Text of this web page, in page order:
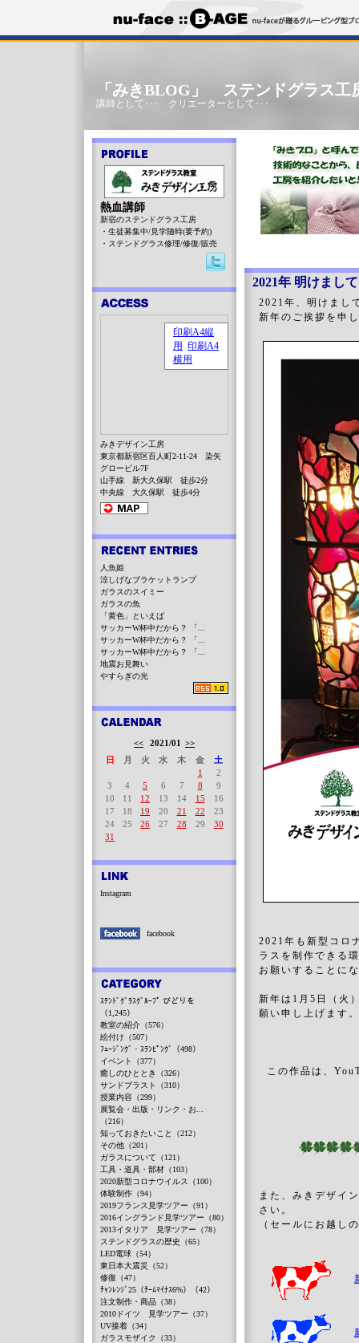
「みきBLOG」 ステンドグラス工
講師として･･･ クリエーターとして･･･
2021年 明けまし
2021年、明けまし
新年のご挨拶を申
2021年も新型コロ
ラスを制作できる
お願いすることに
新年は1月5日（火
願い申し上げます。
この作品は、
また、みきデザイ
さい。
（セールにお越し
熱血講師
新宿のステンドグラス工房
・生徒募集中/見学随時(要予約)
・ステンドグラス修理/修復/販売
みきデザイン工房
東京都新宿区百人町2-11-24 染矢
グロービル7F
山手線 新大久保駅 徒歩2分
中央線 大久保駅 徒歩4分
人魚姫
涼しげなブラケットランプ
ガラスのスイミー
ガラスの魚
「黄色」といえば
サッカーW杯中だから？ 「...
サッカーW杯中だから？ 「...
サッカーW杯中だから？ 「...
地震お見舞い
やすらぎの光
<< 2021/01 >>
日
月 火 水 木 金
土
1
2
3
4 5 6 7 8
9
10
11 12 13 14 15
16
17
18 19 20 21 22
23
24
25 26 27 28 29
30
31
Instagram
facebook
ｽﾃﾝﾄﾞｸﾞﾗｽｸﾞﾙｰﾌﾟ びどりを
（1,245）
教室の紹介（576）
絵付け（507）
ﾌｭｰｼﾞﾝｸﾞ・ｽﾗﾝﾋﾟﾝｸﾞ（498）
イベント（377）
癒しのひととき（326）
サンドブラスト（310）
授業内容（299）
展覧会・出版・リンク・お...
（216）
知っておきたいこと（212）
その他（201）
ガラスについて（121）
工具・道具・部材（103）
2020新型コロナウイルス（100）
体験制作（94）
2019フランス見学ツアー（91）
2016イングランド見学ツアー（80）
2013イタリア 見学ツアー（78）
ステンドグラスの歴史（65）
LED電球（54）
東日本大震災（52）
修復（47）
ﾁｬﾝﾚﾝｼﾞ25（ﾁｰﾑﾏｲﾅｽ6%）（42）
注文制作・商品（38）
2010ドイツ 見学ツアー（37）
UV接着（34）
ガラスモザイク（33）